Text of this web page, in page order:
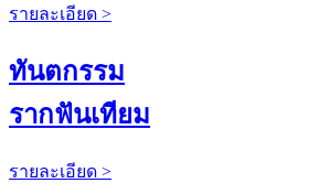
รายละเอียด >
ทันตกรรม
รากฟันเทียม
รายละเอียด >